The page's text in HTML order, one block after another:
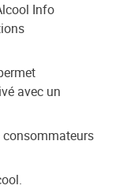
Info
avec un
consommateurs